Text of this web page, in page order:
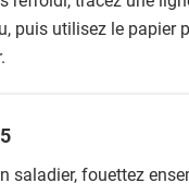
puis utilisez le papier
saladier, fouettez